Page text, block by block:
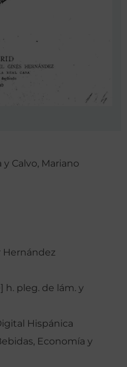
y Calvo, Mariano
Hernández
h. pleg. de lám. y
Hispánica
Economía y